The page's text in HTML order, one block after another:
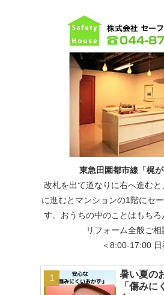
東急田園都市線「梶
改札を出て道なりに右へ進む
に進むとマンションの1階にセ
す。おうちの中のことはもちろ
リフォーム全般ご相
＜8:00-17:00 日
暑い夏の
「傷みに